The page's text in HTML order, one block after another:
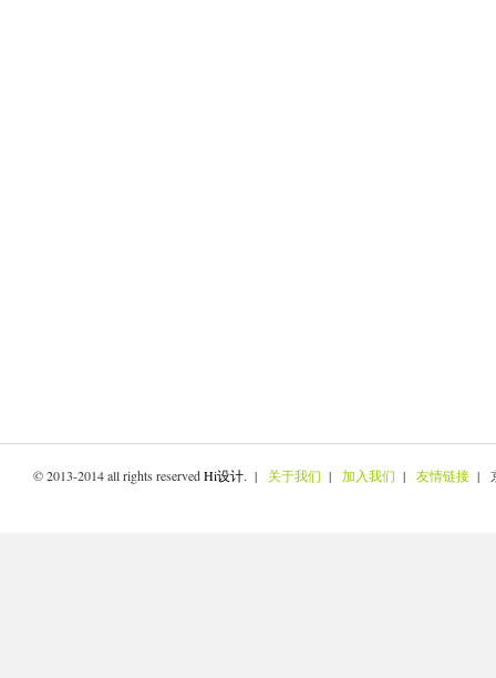
© 2013-2014 all rights reservedHi设计. | 关于我们 | 加入我们 | 友情链接 |